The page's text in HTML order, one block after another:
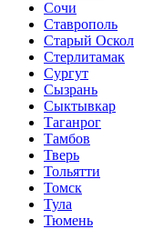
Сочи
Ставрополь
Старый Оскол
Стерлитамак
Сургут
Сызрань
Сыктывкар
Таганрог
Тамбов
Тверь
Тольятти
Томск
Тула
Тюмень